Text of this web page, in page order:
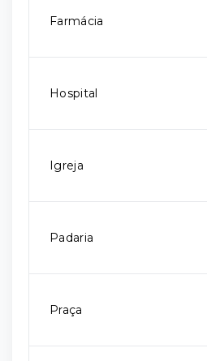
Farmácia
Hospital
Igreja
Padaria
Praça